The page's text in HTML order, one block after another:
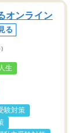
オンライン
る
生
験対策